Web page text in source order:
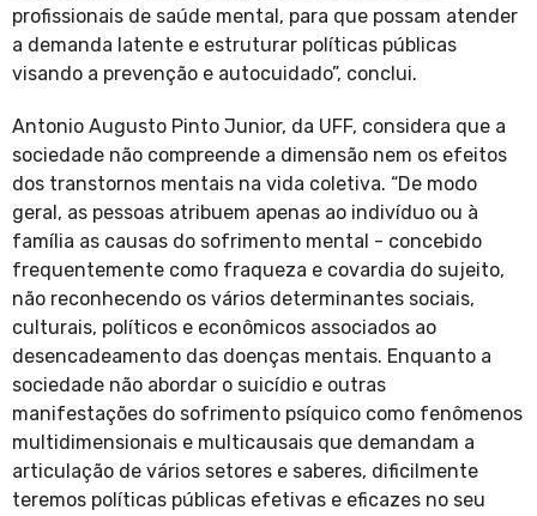
profissionais de saúde mental, para que possam atender
a demanda latente e estruturar políticas públicas
visando a prevenção e autocuidado”, conclui.
Antonio Augusto Pinto Junior, da UFF, considera que a
sociedade não compreende a dimensão nem os efeitos
dos transtornos mentais na vida coletiva. “De modo
geral, as pessoas atribuem apenas ao indivíduo ou à
família as causas do sofrimento mental - concebido
frequentemente como fraqueza e covardia do sujeito,
não reconhecendo os vários determinantes sociais,
culturais, políticos e econômicos associados ao
desencadeamento das doenças mentais. Enquanto a
sociedade não abordar o suicídio e outras
manifestações do sofrimento psíquico como fenômenos
multidimensionais e multicausais que demandam a
articulação de vários setores e saberes, dificilmente
teremos políticas públicas efetivas e eficazes no seu